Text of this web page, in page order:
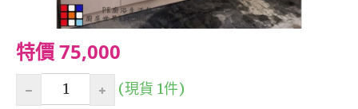
特價 75,000
(現貨 1件)